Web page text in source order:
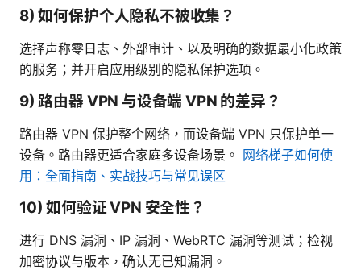
8) 如何保护个人隐私不被收集？
选择声称零日志、外部审计、以及明确的数据最小化政策
的服务；并开启应用级别的隐私保护选项。
9) 路由器 VPN 与设备端 VPN 的差异？
路由器 VPN 保护整个网络，而设备端 VPN 只保护单一
设备。路由器更适合家庭多设备场景。 网络梯子如何使
用：全面指南、实战技巧与常见误区
10) 如何验证 VPN 安全性？
进行 DNS 漏洞、IP 漏洞、WebRTC 漏洞等测试；检视
加密协议与版本，确认无已知漏洞。